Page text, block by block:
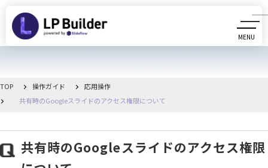
MENU
CLOSE
動画マニュアル
TOP 操作ガイド
応用操作
共有時のGoogleスライドのアクセス権限について
共有時のGoogleスライドのアクセス権限